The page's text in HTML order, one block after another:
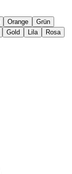
Orange
Grün
Gold Lila
Rosa